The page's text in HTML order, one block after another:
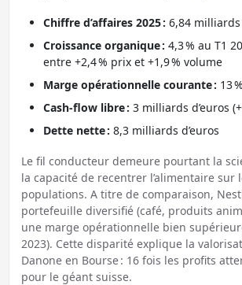
Chiffre d’affaires 2025 : 6,84 milliards
Croissance organique : 4,3 % au T1
entre +2,4 % prix et +1,9 % volume
Marge opérationnelle courante : 13
Cash-flow libre : 3 milliards d’euros
Dette nette : 8,3 milliards d’euros
Le fil conducteur demeure pourtant la
la capacité de recentrer l’alimentaire sur
populations. A titre de comparaison,
portefeuille diversifié (café, produits
une marge opérationnelle bien
2023). Cette disparité explique la
Danone en Bourse : 16 fois les profits
pour le géant suisse.